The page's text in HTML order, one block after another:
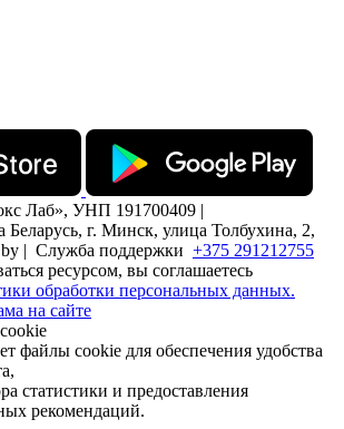
Лаб», УНП 191700409 |
Беларусь, г. Минск, улица Толбухина, 2,
| Служба поддержки +375 291212755
ресурсом, вы соглашаетесь
обработки персональных данных.
на сайте
файлы cookie для обеспечения удобства
статистики и предоставления
рекомендаций.